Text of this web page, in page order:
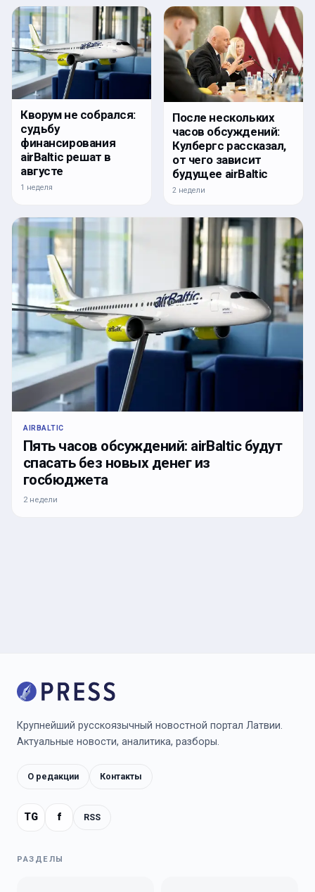
Кворум не собрался:
судьбу
финансирования
airBaltic решат в
августе
1 неделя
После нескольких
часов обсуждений:
Кулбергс рассказал,
от чего зависит
будущее airBaltic
2 недели
AIRBALTIC
Пять часов обсуждений: airBaltic будут
спасать без новых денег из
госбюджета
2 недели
Крупнейший русскоязычный новостной портал Латвии.
Актуальные новости, аналитика, разборы.
О редакции Контакты
TG f RSS
РАЗДЕЛЫ